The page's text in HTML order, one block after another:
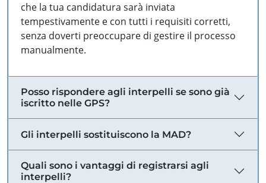
che la tua candidatura sarà inviata
tempestivamente e con tutti i requisiti corretti,
senza doverti preoccupare di gestire il processo
manualmente.
Posso rispondere agli interpelli se sono già
iscritto nelle GPS?
Gli interpelli sostituiscono la MAD?
Quali sono i vantaggi di registrarsi agli
interpelli?